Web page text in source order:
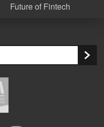
Future of Fintech